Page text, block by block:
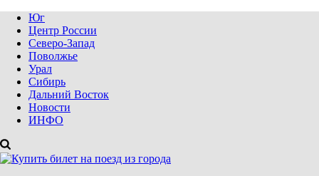
Юг
Центр России
Северо-Запад
Поволжье
Урал
Сибирь
Дальний Восток
Новости
ИНФО